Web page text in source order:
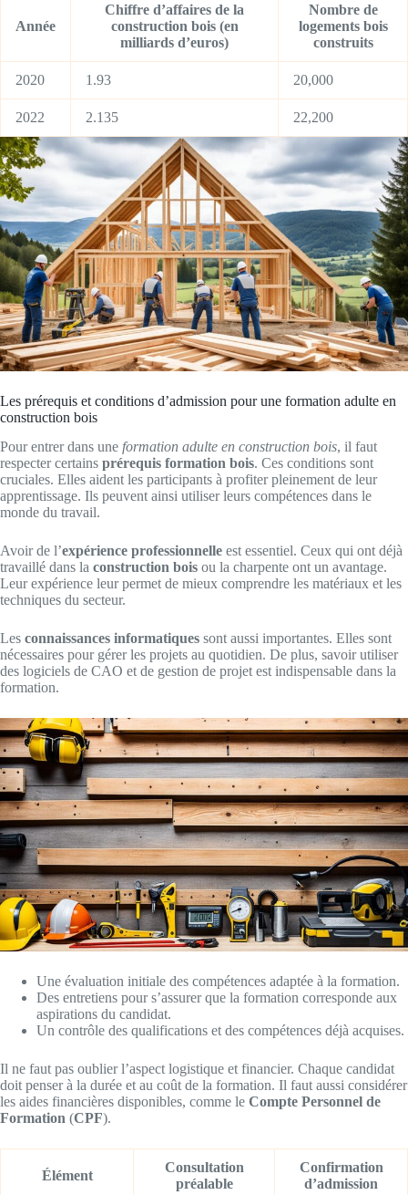
Année
Chiffre d’affaires de la
construction bois (en
milliards d’euros)
Nombre de
logements bois
construits
2020 1.93 20,000
2022 2.135 22,200
Les prérequis et conditions d’admission pour une formation adulte en
construction bois
Pour entrer dans une formation adulte en construction bois, il faut
respecter certains prérequis formation bois. Ces conditions sont
cruciales. Elles aident les participants à profiter pleinement de leur
apprentissage. Ils peuvent ainsi utiliser leurs compétences dans le
monde du travail.
Avoir de l’expérience professionnelle est essentiel. Ceux qui ont déjà
travaillé dans la construction bois ou la charpente ont un avantage.
Leur expérience leur permet de mieux comprendre les matériaux et les
techniques du secteur.
Les connaissances informatiques sont aussi importantes. Elles sont
nécessaires pour gérer les projets au quotidien. De plus, savoir utiliser
des logiciels de CAO et de gestion de projet est indispensable dans la
formation.
Une évaluation initiale des compétences adaptée à la formation.
Des entretiens pour s’assurer que la formation corresponde aux
aspirations du candidat.
Un contrôle des qualifications et des compétences déjà acquises.
Il ne faut pas oublier l’aspect logistique et financier. Chaque candidat
doit penser à la durée et au coût de la formation. Il faut aussi considérer
les aides financières disponibles, comme le Compte Personnel de
Formation (CPF).
Élément
Consultation
préalable
Confirmation
d’admission